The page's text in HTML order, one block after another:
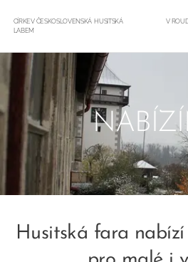
CÍRKEV ČESKOSLOVENSKÁ HUSITSKÁ V
LABEM
Husitská fara